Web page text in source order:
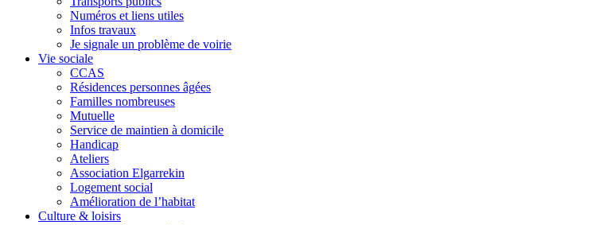
Numéros et liens utiles
Infos travaux
Je signale un problème de voirie
Vie sociale
CCAS
Résidences personnes âgées
Familles nombreuses
Mutuelle
Service de maintien à domicile
Handicap
Ateliers
Association Elgarrekin
Logement social
Amélioration de l’habitat
Culture & loisirs